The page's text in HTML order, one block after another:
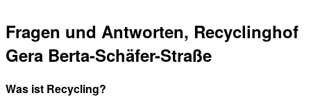
Fragen und Antworten, Recyclinghof
Gera Berta-Schäfer-Straße
Was ist Recycling?